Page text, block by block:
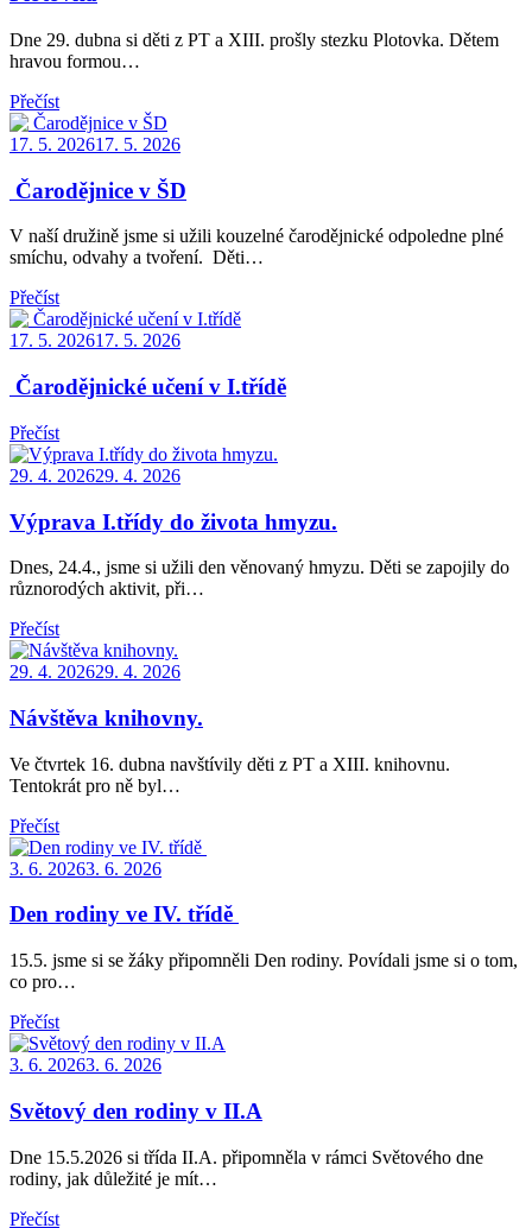
Dne 29. dubna si děti z PT a XIII. prošly stezku Plotovka. Dětem
hravou formou…
Přečíst
Posted
17. 5. 202617. 5. 2026
Čarodějnice v ŠD
V naší družině jsme si užili kouzelné čarodějnické odpoledne plné
smíchu, odvahy a tvoření. Děti…
Přečíst
Posted
17. 5. 202617. 5. 2026
Čarodějnické učení v I.třídě
Přečíst
Posted
29. 4. 202629. 4. 2026
Výprava I.třídy do života hmyzu.
Dnes, 24.4., jsme si užili den věnovaný hmyzu. Děti se zapojily do
různorodých aktivit, při…
Přečíst
Posted
29. 4. 202629. 4. 2026
Návštěva knihovny.
Ve čtvrtek 16. dubna navštívily děti z PT a XIII. knihovnu.
Tentokrát pro ně byl…
Přečíst
Posted
3. 6. 20263. 6. 2026
Den rodiny ve IV. třídě
15.5. jsme si se žáky připomněli Den rodiny. Povídali jsme si o tom,
co pro…
Přečíst
Posted
3. 6. 20263. 6. 2026
Světový den rodiny v II.A
Dne 15.5.2026 si třída II.A. připomněla v rámci Světového dne
rodiny, jak důležité je mít…
Přečíst